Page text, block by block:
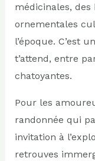
médicinales,
ornementales
l’époque. C’est
t’attend, entre
chatoyantes.
Pour les
randonnée qui
invitation à
retrouves